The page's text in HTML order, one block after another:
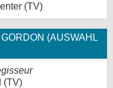
(TV)
(AUSWAHL
(TV)